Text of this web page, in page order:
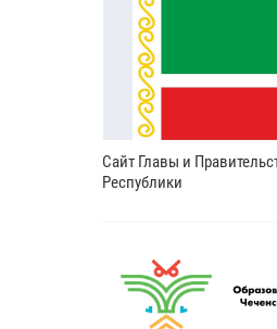
Сайт Главы и
Республики